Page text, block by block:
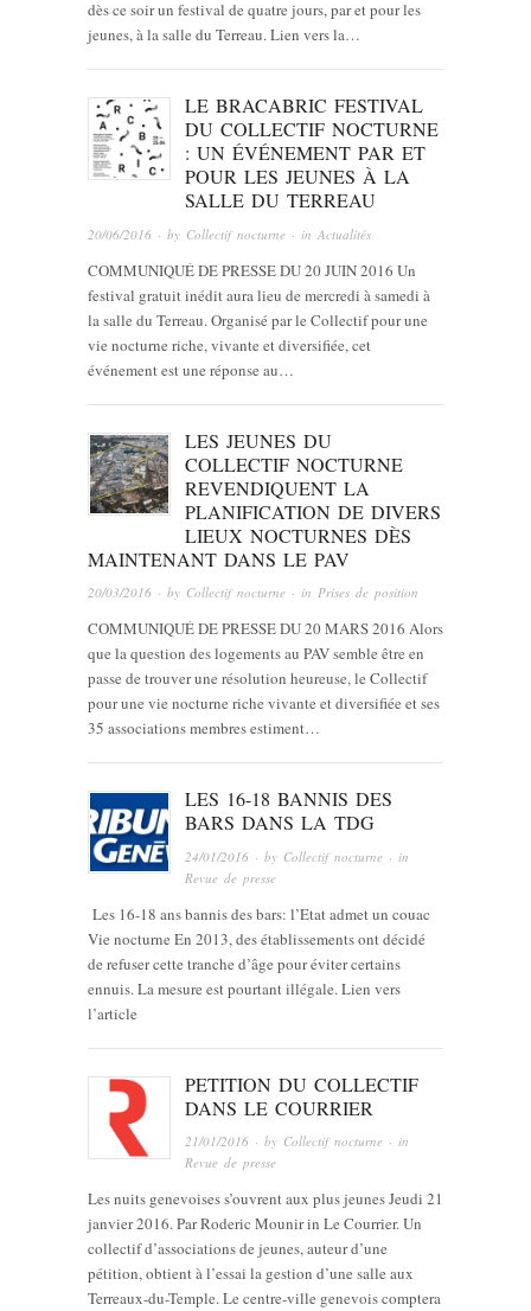
dès ce soir un festival de quatre jours, par et pour les
jeunes, à la salle du Terreau. Lien vers la…
LE BRACABRIC FESTIVAL
DU COLLECTIF NOCTURNE
: UN ÉVÉNEMENT PAR ET
POUR LES JEUNES À LA
SALLE DU TERREAU
20/06/2016 · by Collectif nocturne · in Actualités
COMMUNIQUÉ DE PRESSE DU 20 JUIN 2016 Un
festival gratuit inédit aura lieu de mercredi à samedi à
la salle du Terreau. Organisé par le Collectif pour une
vie nocturne riche, vivante et diversifiée, cet
événement est une réponse au…
LES JEUNES DU
COLLECTIF NOCTURNE
REVENDIQUENT LA
PLANIFICATION DE DIVERS
LIEUX NOCTURNES DÈS
MAINTENANT DANS LE PAV
20/03/2016 · by Collectif nocturne · in Prises de position
COMMUNIQUÉ DE PRESSE DU 20 MARS 2016 Alors
que la question des logements au PAV semble être en
passe de trouver une résolution heureuse, le Collectif
pour une vie nocturne riche vivante et diversifiée et ses
35 associations membres estiment…
LES 16-18 BANNIS DES
BARS DANS LA TDG
24/01/2016 · by Collectif nocturne · in
Revue de presse
Les 16-18 ans bannis des bars: l’Etat admet un couac
Vie nocturne En 2013, des établissements ont décidé
de refuser cette tranche d’âge pour éviter certains
ennuis. La mesure est pourtant illégale. Lien vers
l’article
PETITION DU COLLECTIF
DANS LE COURRIER
21/01/2016 · by Collectif nocturne · in
Revue de presse
Les nuits genevoises s’ouvrent aux plus jeunes Jeudi 21
janvier 2016. Par Roderic Mounir in Le Courrier. Un
collectif d’associations de jeunes, auteur d’une
pétition, obtient à l’essai la gestion d’une salle aux
Terreaux-du-Temple. Le centre-ville genevois comptera